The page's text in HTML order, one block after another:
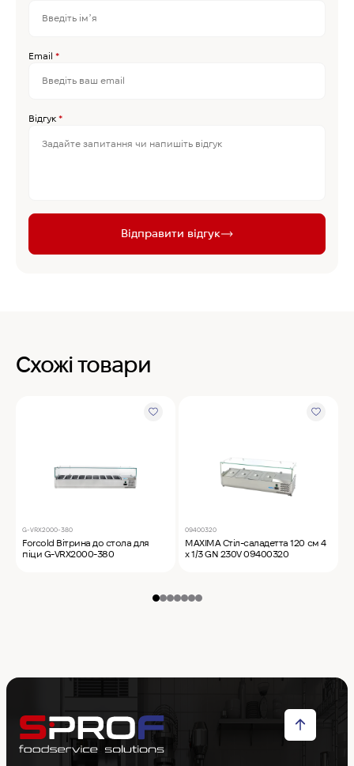
Email *
Відгук *
Відправити відгук
Схожі товари
G-VRX2000-380
Forcold Вітрина до стола для
піци G-VRX2000-380
09400320
MAXIMA Стіл-саладетта 120 см 4
х 1/3 GN 230V 09400320